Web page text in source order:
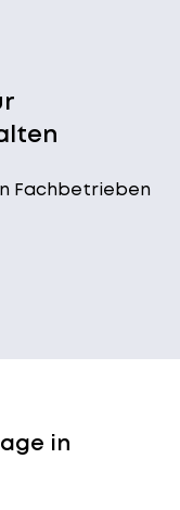
Fachbetrieben
in